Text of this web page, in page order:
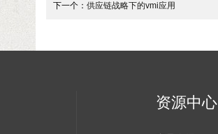
下一个： 供应链战略下的vmi应用
资源中心